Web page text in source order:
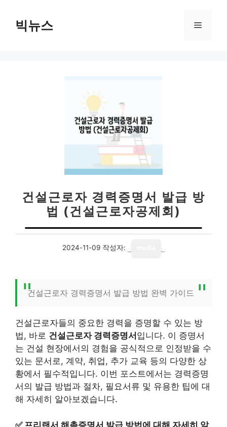
빅뉴스 메
건설근로자 경력증명서 발급 방
법 (건설근로자공제회)
2024-11-09 작성자:
건설근로자 경력증명서 발급 방법 완벽 가이드
건설근로자들의 중요한 경력을 증명할 수 있는 방
법, 바로 건설근로자 경력증명서 입니다. 이 증명서
는 건설 현장에서의 경험을 공식적으로 인정받을 수
있는 문서로, 계약, 취업, 추가 교육 등의 다양한 상
황에서 필수적입니다. 이번 포스트에서는 경력증명
서의 발급 방법과 절차, 필요서류 및 유용한 팁에 대
해 자세히 알아보겠습니다.
✅ 프리랜서 해촉증명서 발급 방법에 대해 자세히 알